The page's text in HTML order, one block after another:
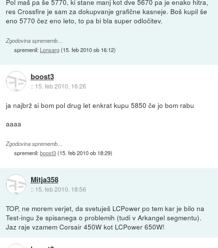
Pol maš pa še 5770, ki stane manj kot dve 5670 pa je enako hitra,
res Crossfire je sam za dokupvanje grafične kasneje. Boš kupil še
eno 5770 čez eno leto, to pa bi bla super odločitev.
Zgodovina sprememb…
spremenil: Lonsarg(15. feb 2010 ob 16:12)
boost3
:: 15. feb 2010, 16:26
ja najbrž si bom pol drug let enkrat kupu 5850 če jo bom rabu
aaaa
Zgodovina sprememb…
spremenil:boost3(15. feb 2010 ob 18:29)
Mitja358
:: 15. feb 2010, 18:56
TOP, ne morem verjet, da svetuješ LCPower po tem kar je bilo na
Test-ingu že spisanega o problemih (tudi v Arkangel segmentu).
Jaz raje vzamem Corsair 450W kot LCPower 650W!